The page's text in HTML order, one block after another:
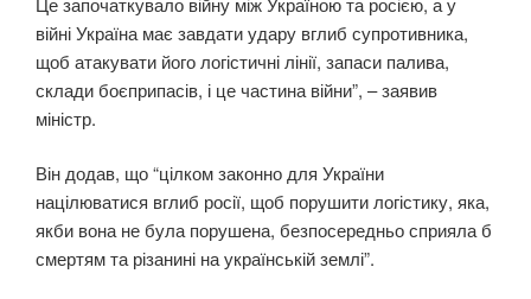
війні Україна має завдати удару вглиб супротивника,
щоб атакувати його логістичні лінії, запаси палива,
склади боєприпасів, і це частина війни”, – заявив
міністр.
Він додав, що “цілком законно для України
націлюватися вглиб росії, щоб порушити логістику, яка,
якби вона не була порушена, безпосередньо сприяла б
смертям та різанині на українській землі”.